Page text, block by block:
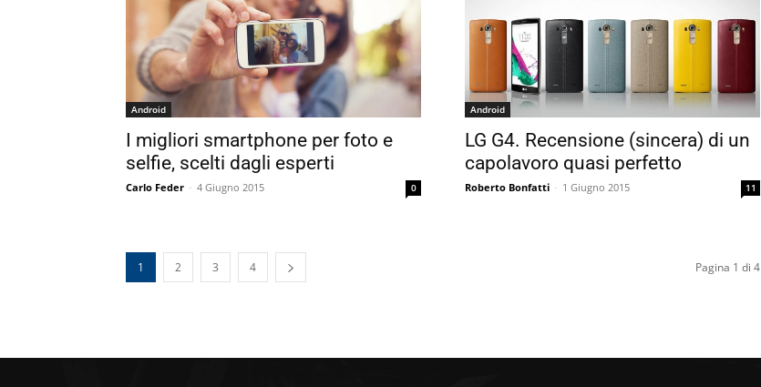
Android
I migliori smartphone per foto e
selfie, scelti dagli esperti
Carlo Feder - 4 Giugno 2015 0
Android
LG G4. Recensione (sincera) di un
capolavoro quasi perfetto
Roberto Bonfatti - 1 Giugno 2015 11
1 2 3 4 Pagina 1 di 4